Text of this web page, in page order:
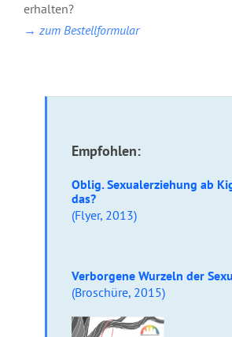
erhalten?
→ zum Bestellformular
Empfohlen:
Oblig. Sexualerziehung ab
das?
(Flyer, 2013)
Verborgene Wurzeln der
(Broschüre, 2015)